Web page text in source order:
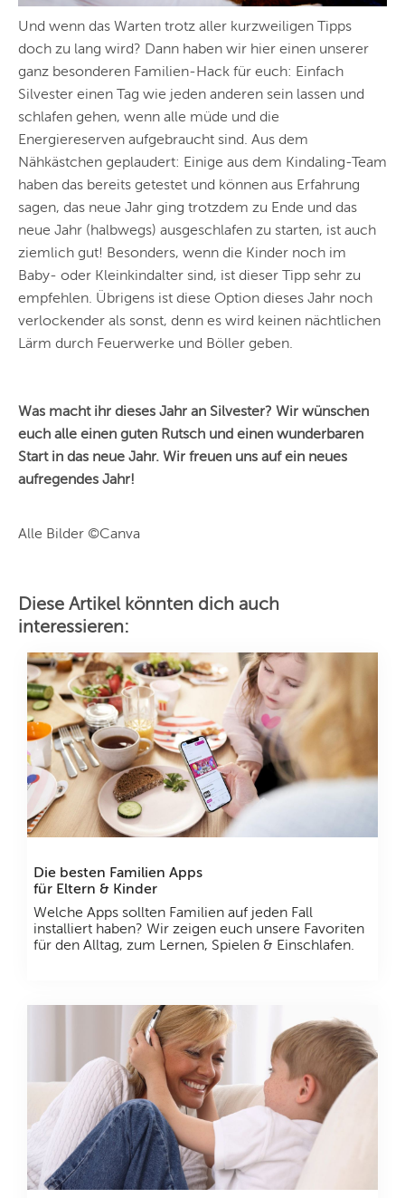
Und wenn das Warten trotz aller kurzweiligen Tipps
doch zu lang wird? Dann haben wir hier einen unserer
ganz besonderen Familien-Hack für euch: Einfach
Silvester einen Tag wie jeden anderen sein lassen und
schlafen gehen, wenn alle müde und die
Energiereserven aufgebraucht sind. Aus dem
Nähkästchen geplaudert: Einige aus dem Kindaling-Team
haben das bereits getestet und können aus Erfahrung
sagen, das neue Jahr ging trotzdem zu Ende und das
neue Jahr (halbwegs) ausgeschlafen zu starten, ist auch
ziemlich gut! Besonders, wenn die Kinder noch im
Baby- oder Kleinkindalter sind, ist dieser Tipp sehr zu
empfehlen. Übrigens ist diese Option dieses Jahr noch
verlockender als sonst, denn es wird keinen nächtlichen
Lärm durch Feuerwerke und Böller geben.
Was macht ihr dieses Jahr an Silvester? Wir wünschen
euch alle einen guten Rutsch und einen wunderbaren
Start in das neue Jahr. Wir freuen uns auf ein neues
aufregendes Jahr!
Alle Bilder ©Canva
Diese Artikel könnten dich auch
interessieren:
Die besten Familien Apps
für Eltern & Kinder
Welche Apps sollten Familien auf jeden Fall
installiert haben? Wir zeigen euch unsere Favoriten
für den Alltag, zum Lernen, Spielen & Einschlafen.